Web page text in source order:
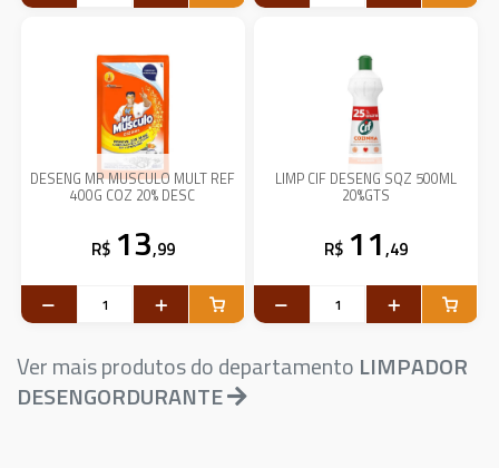
DESENG MR MUSCULO MULT REF
400G COZ 20% DESC
R$ 13,99
LIMP CIF DESENG SQZ 500ML
20%GTS
R$ 11,49
Ver mais produtos do departamento LIMPADOR
DESENGORDURANTE